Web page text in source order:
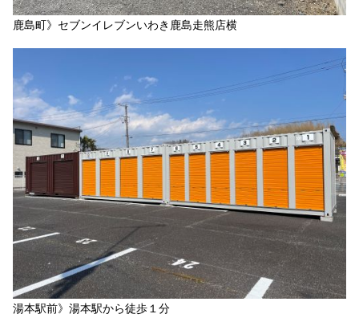
鹿島町》セブンイレブンいわき鹿島走熊店横
湯本駅前》湯本駅から徒歩１分